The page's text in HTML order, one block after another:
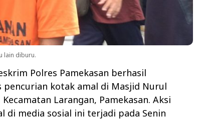
lain diburu.
Polres Pamekasan berhasil
pencurian kotak amal di Masjid Nurul
Larangan, Pamekasan. Aksi
di media sosial ini terjadi pada Senin